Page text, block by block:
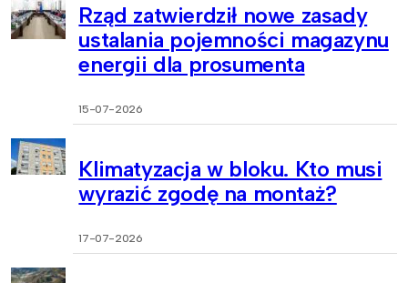
Rząd zatwierdził nowe zasady
ustalania pojemności magazynu
energii dla prosumenta
15-07-2026
Klimatyzacja w bloku. Kto musi
wyrazić zgodę na montaż?
17-07-2026